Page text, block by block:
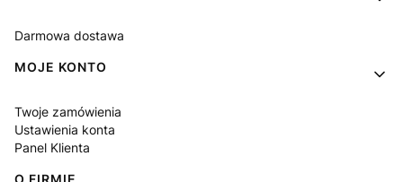
Darmowa dostawa
MOJE KONTO
Twoje zamówienia
Ustawienia konta
Panel Klienta
O FIRMIE